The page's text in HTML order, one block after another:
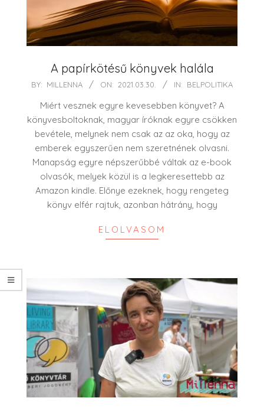
A papírkötésű könyvek halála
2021-
BY: MILLENNA ON: 2021.03.30. IN: BELPOLITIKA
Miért vesznek egyre kevesebben könyvet? A
könyvesboltoknak, magyar íróknak egyre csökken
bevétele, melynek nem csak az az oka, hogy az
emberek egyszerűen nem szeretnének olvasni.
Manapság egyre népszerűbbé váltak az e-book
olvasók, melyek közül is a legkeresettebb az
Amazon kindle. Előnye ezeknek, hogy rengeteg
könyv elfér rajtuk, azonban hátrány, hogy
ELOLVASOM